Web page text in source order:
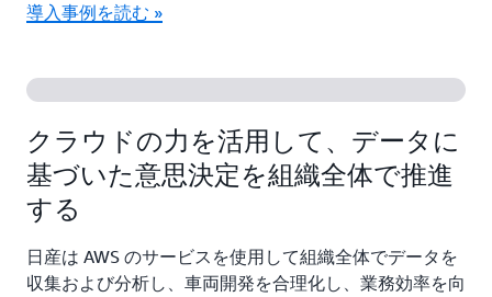
導入事例を読む »
クラウドの力を活用して、データに
基づいた意思決定を組織全体で推進
する
日産は AWS のサービスを使用して組織全体でデータを
収集および分析し、車両開発を合理化し、業務効率を向